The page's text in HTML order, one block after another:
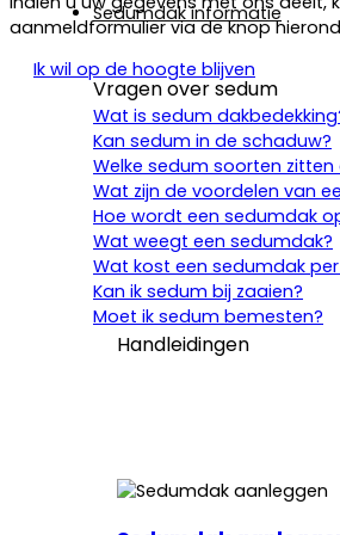
Sedumdak informatie
Vragen over sedum
Wat is sedum
Kan sedum in de schaduw?
Welke sedum soorten zitten
Wat zijn de voordelen van
Hoe wordt een sedumdak
Wat weegt een sedumdak?
Wat kost een sedumdak
Kan ik sedum bij zaaien?
Moet ik sedum bemesten?
Handleidingen
aanmeldformulier via de knop
Ik wil op de hoogte blijven